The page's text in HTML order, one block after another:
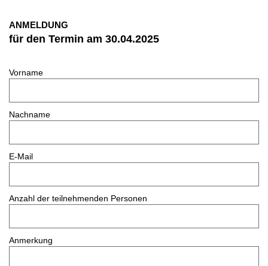
ANMELDUNG
für den Termin am 30.04.2025
Vorname
Nachname
E-Mail
Anzahl der teilnehmenden Personen
Anmerkung